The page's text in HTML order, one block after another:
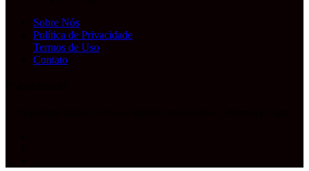
Sobre Nós
Política de Privacidade
Termos de Uso
Contato